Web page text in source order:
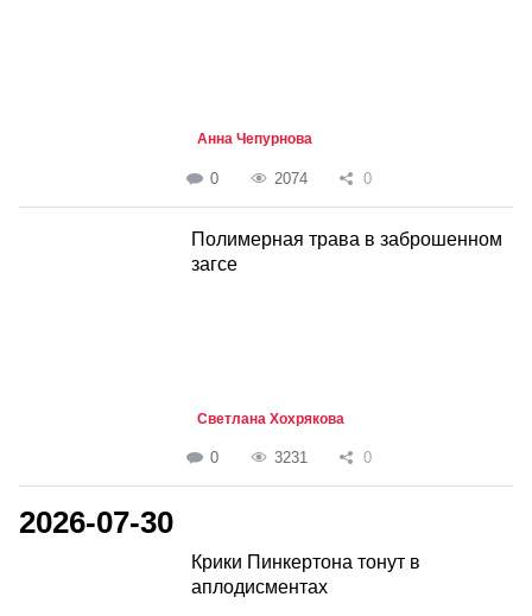
Анна Чепурнова
0 2074 0
Полимерная трава в заброшенном
загсе
Светлана Хохрякова
0 3231 0
2026-07-30
Крики Пинкертона тонут в
аплодисментах